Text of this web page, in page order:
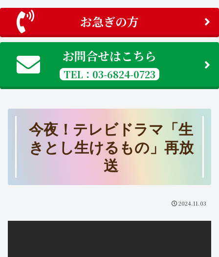
お急ぎの方
お問合せはこちら
TEL：03-6824-0723
今夜！テレビドラマ「生
きとし生けるもの」再放
送
2024.11.03